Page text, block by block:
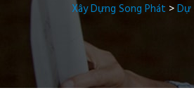
Xây Dựng Song Phát >Dự